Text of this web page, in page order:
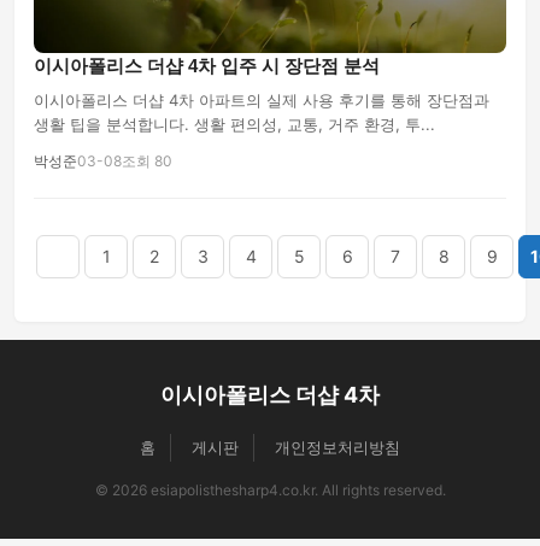
이시아폴리스 더샵 4차 입주 시 장단점 분석
이시아폴리스 더샵 4차 아파트의 실제 사용 후기를 통해 장단점과
생활 팁을 분석합니다. 생활 편의성, 교통, 거주 환경, 투...
박성준03-08조회 80
1 2 3 4 5 6 7 8 9
이시아폴리스 더샵 4차
홈 게시판 개인정보처리방침
© 2026 esiapolisthesharp4.co.kr. All rights reserved.